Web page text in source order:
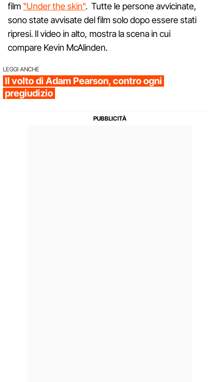
film "Under the skin". Tutte le persone avvicinate,
sono state avvisate del film solo dopo essere stati
ripresi. Il video in alto, mostra la scena in cui
compare Kevin McAlinden.
LEGGI ANCHE
Il volto di Adam Pearson, contro ogni
pregiudizio